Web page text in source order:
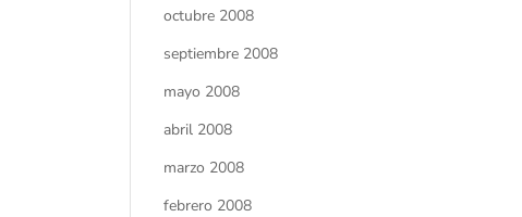
octubre 2008
septiembre 2008
mayo 2008
abril 2008
marzo 2008
febrero 2008